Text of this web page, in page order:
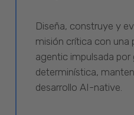
Diseña, construye y
misión crítica con
agentic impulsada
determinística,
desarrollo AI-native.